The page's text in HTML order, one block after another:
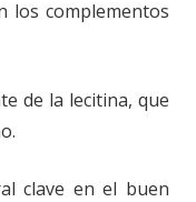
los complementos
de la lecitina, que
clave en el buen